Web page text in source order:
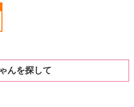
んを探して